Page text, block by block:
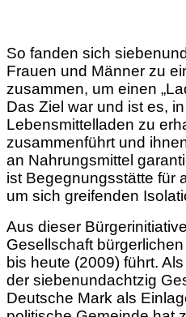
So fanden sich
Frauen und Männer zu
zusammen, um einen
Das Ziel war und ist es,
Lebensmittelladen zu
zusammenführt und
an Nahrungsmittel
ist Begegnungsstätte für
um sich greifenden
Aus dieser
Gesellschaft
bis heute (2009) führt.
der siebenundachtzig
Deutsche Mark als